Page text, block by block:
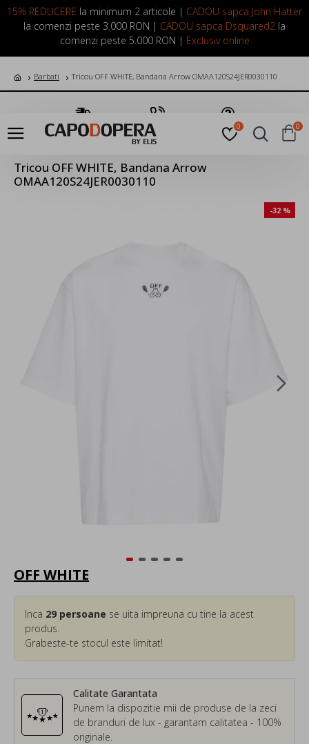
15% REDUCERE la minimum 2 articole | CADOU sapca John Hatter
la comenzi peste 3.000 RON | CADOU sapca Dsquared2 la
comenzi peste 5.000 RON | Exclusiv online
LOGIN INREGISTRARE
0 0
Barbati Tricou OFF WHITE, Bandana Arrow OMAA120S24JER0030110
Transport Gratuit Suna Acum Pune o Intrebare
Tricou OFF WHITE, Bandana Arrow
OMAA120S24JER0030110
-32 %
OFF WHITE
Calitate Garantata
Punem la dispozitie mii de produse de la zeci
de branduri de lux - garantam calitatea - 100%
originale.
Inca 29 persoane se uita impreuna cu tine la acest
produs.
Grabeste-te stocul este limitat!